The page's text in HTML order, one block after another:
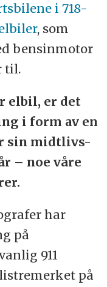
i 718-
, som
bensinmotor
til.
elbil, er det
i form av en
sin midtlivs-
– noe våre
har
på
911
på